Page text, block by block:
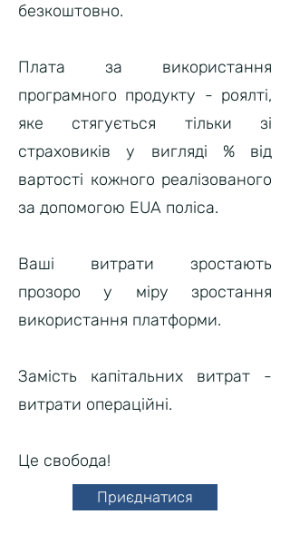
безкоштовно.
Плата за використання
програмного продукту - роялті,
яке стягується тільки зі
страховиків у вигляді % від
вартості кожного реалізованого
за допомогою EUA поліса.
Ваші витрати зростають
прозоро у міру зростання
використання платформи.
Замість капітальних витрат -
витрати операційні.
Це свобода!
Приєднатися